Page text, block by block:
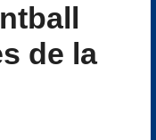
de la